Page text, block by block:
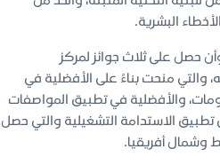
البشرية.
حصل على ثلاث جوائز لمركز
والتي منحت بناءً على الأفضلية في
والأفضلية في تطبيق المواصفات
تطبيق الاستدامة التشغيلية والتي حصل
وشمال أفريقيا.